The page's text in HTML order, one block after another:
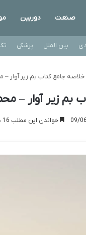
صنعت دوربین
بین الملل پزشکی
خلاصه جامع کتاب بم زیر آوار –
بم زیر آوار –
خواندن این مطلب 16 دقیقه زمان میبرد